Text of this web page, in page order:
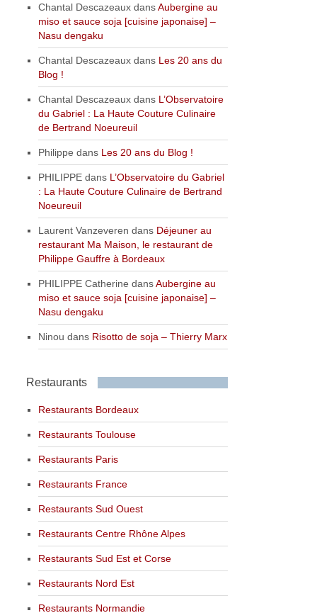
Chantal Descazeaux dansAubergine au
miso et sauce soja [cuisine japonaise] –
Nasu dengaku
Chantal Descazeaux dans Les 20 ans du
Blog !
Chantal Descazeaux dans L’Observatoire
du Gabriel : La Haute Couture Culinaire
de Bertrand Noeureuil
Philippe dans Les 20 ans du Blog !
PHILIPPE dans L’Observatoire du Gabriel
: La Haute Couture Culinaire de Bertrand
Noeureuil
Laurent Vanzeveren dans Déjeuner au
restaurant Ma Maison, le restaurant de
Philippe Gauffre à Bordeaux
PHILIPPE Catherine dansAubergine au
miso et sauce soja [cuisine japonaise] –
Nasu dengaku
Ninou dans Risotto de soja – Thierry Marx
Restaurants
Restaurants Bordeaux
Restaurants Toulouse
Restaurants Paris
Restaurants France
Restaurants Sud Ouest
Restaurants Centre Rhône Alpes
Restaurants Sud Est et Corse
Restaurants Nord Est
Restaurants Normandie